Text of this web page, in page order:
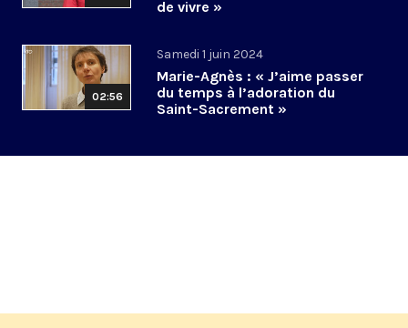
de vivre »
02:56
Samedi 1 juin 2024
Marie-Agnès : « J’aime passer
du temps à l’adoration du
Saint-Sacrement »